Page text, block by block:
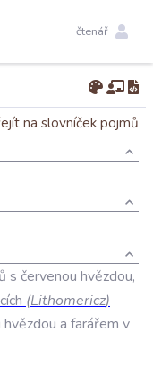
čtenář
na slovníček pojmů
s červenou hvězdou,
(Lithomericz)
hvězdou a farářem v